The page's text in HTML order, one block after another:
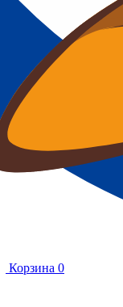
Корзина 0